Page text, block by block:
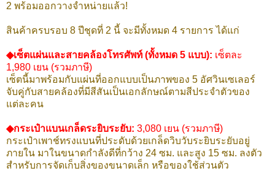
2 พร้อมออกวางจำหน่ายแล้ว!
สินค้าครบรอบ 8 ปีชุดที่ 2 นี้ จะมีทั้งหมด 4 รายการ ได้แก่
◆เซ็ตแผ่นและสายคล้องโทรศัพท์ (ทั้งหมด 5 แบบ): เซ็ตละ
1,980 เยน (รวมภาษี)
เซ็ตนี้มาพร้อมกับแผ่นที่ออกแบบเป็นภาพของ 5 อัศวินเซเลอร์
จับคู่กับสายคล้องที่มีสีสันเป็นเอกลักษณ์ตามสีประจำตัวของ
แต่ละคน
◆กระเป๋าแบนเกล็ดระยิบระยับ: 3,080 เยน (รวมภาษี)
กระเป๋าเพาช์ทรงแบนที่ประดับด้วยเกล็ดวิบวับระยิบระยับอยู่
ภายใน มาในขนาดกำลังดีที่กว้าง 24 ซม. และสูง 15 ซม. ลงตัว
สำหรับการจัดเก็บสิ่งของขนาดเล็ก หรือของใช้ส่วนตัว